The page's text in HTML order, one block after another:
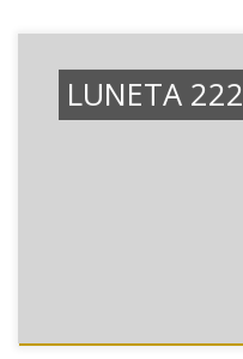
LUNETA 222